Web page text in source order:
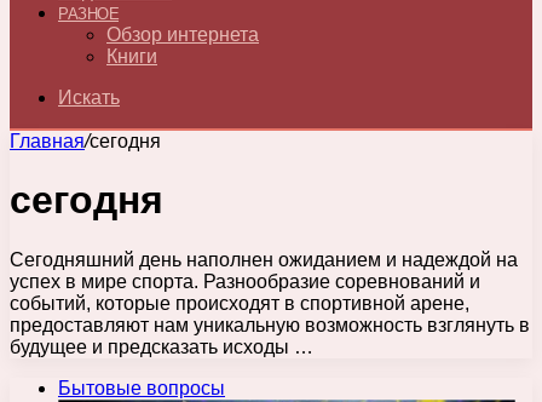
РАЗНОЕ
Обзор интернета
Книги
Искать
Главная/сегодня
сегодня
Сегодняшний день наполнен ожиданием и надеждой на
успех в мире спорта. Разнообразие соревнований и
событий, которые происходят в спортивной арене,
предоставляют нам уникальную возможность взглянуть в
будущее и предсказать исходы …
Бытовые вопросы